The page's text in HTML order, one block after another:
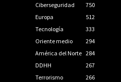
Ciberseguridad
750
Europa
512
Tecnología
333
Oriente medio
294
América del Norte 284
DDHH
267
Terrorismo
266